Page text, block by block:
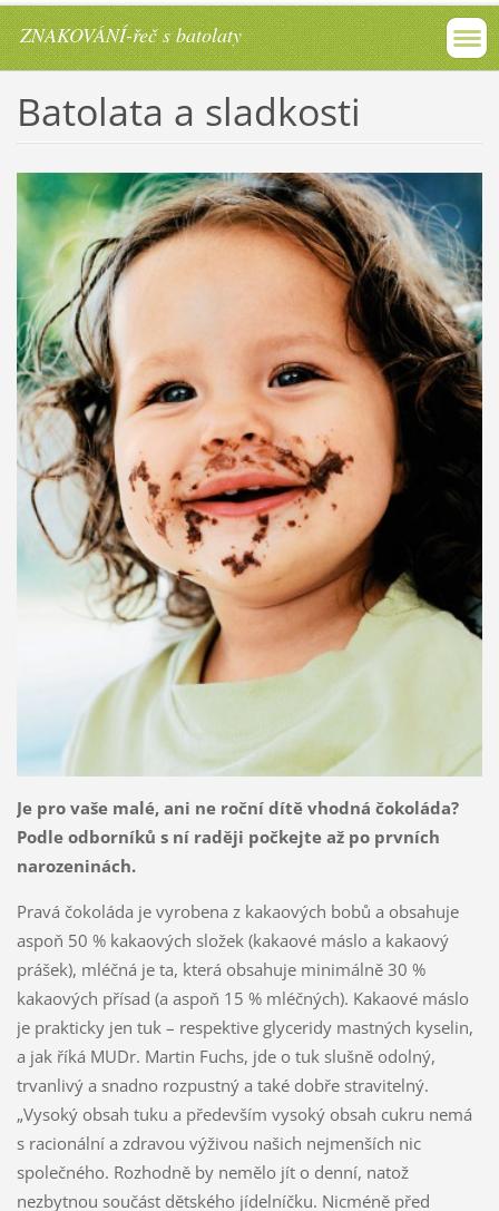
ZNAKOVÁNÍ-řeč s batolaty
Batolata a sladkosti
Je pro vaše malé, ani ne roční dítě vhodná čokoláda?
Podle odborníků s ní raději počkejte až po prvních
narozeninách.
Pravá čokoláda je vyrobena z kakaových bobů a obsahuje
aspoň 50 % kakaových složek (kakaové máslo a kakaový
prášek), mléčná je ta, která obsahuje minimálně 30 %
kakaových přísad (a aspoň 15 % mléčných). Kakaové máslo
je prakticky jen tuk – respektive glyceridy mastných kyselin,
a jak říká MUDr. Martin Fuchs, jde o tuk slušně odolný,
trvanlivý a snadno rozpustný a také dobře stravitelný.
„Vysoký obsah tuku a především vysoký obsah cukru nemá
s racionální a zdravou výživou našich nejmenších nic
společného. Rozhodně by nemělo jít o denní, natož
nezbytnou součást dětského jídelníčku. Nicméně před